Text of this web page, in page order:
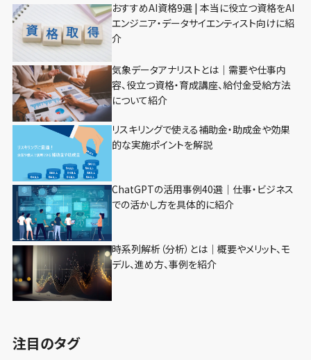
おすすめAI資格9選 | 本当に役立つ資格をAI
エンジニア・データサイエンティスト向けに紹
介
気象データアナリストとは｜需要や仕事内
容、役立つ資格・育成講座、給付金受給方法
について紹介
リスキリングで使える補助金・助成金や効果
的な実施ポイントを解説
ChatGPTの活用事例40選｜仕事・ビジネス
での活かし方を具体的に紹介
時系列解析（分析）とは｜概要やメリット、モ
デル、進め方、事例を紹介
注目のタグ